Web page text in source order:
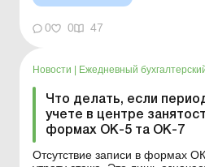
заработка. Больше по теме: Что считается изменением
0 0 47
Новости Ежедневный
Что делать, если
учете в центре
формах ОК-5 та ОК-7
Отсутствие записи в формах